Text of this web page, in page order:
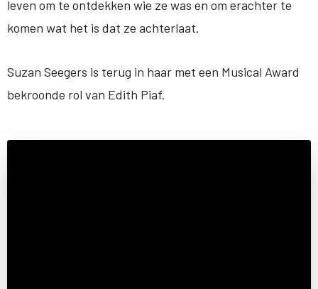
leven om te ontdekken wie ze was en om erachter te
komen wat het is dat ze achterlaat.
Suzan Seegers is terug in haar met een Musical Award
bekroonde rol van Edith Piaf.